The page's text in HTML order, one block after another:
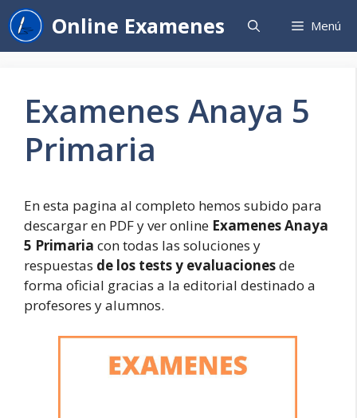
Saltar
al
contenido
Online Examenes Menú
Examenes Anaya 5
Primaria
En esta pagina al completo hemos subido para
descargar en PDF y ver online Examenes Anaya
5 Primaria con todas las soluciones y
respuestas de los tests y evaluacionesde
forma oficial gracias a la editorial destinado a
profesores y alumnos.